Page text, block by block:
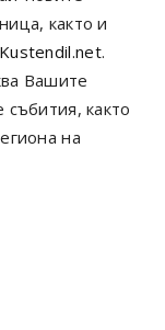
както и
.
Вашите
както
на